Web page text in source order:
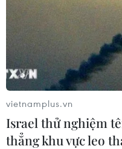
vietnamplus.vn
Israel thử nghiệm
thẳng khu vực leo